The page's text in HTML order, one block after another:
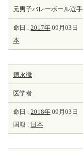
元男子バレーボール選手
命日 : 2017年 09月03日
本
徳永徹
医学者
命日 : 2018年 09月03日
国籍 : 日本